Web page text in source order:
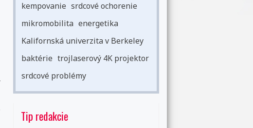
kempovanie srdcové ochorenie
mikromobilita energetika
Kalifornská univerzita v Berkeley
baktérie trojlaserový 4K projektor
srdcové problémy
Tip redakcie